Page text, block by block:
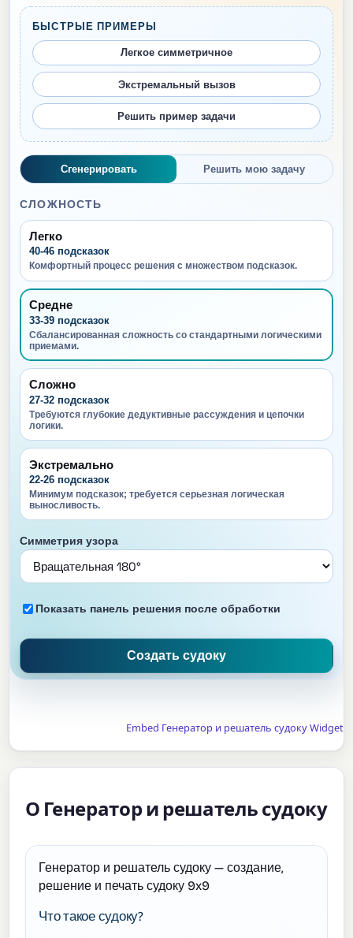
БЫСТРЫЕ ПРИМЕРЫ
Легкое симметричное
Экстремальный вызов
Решить пример задачи
Сгенерировать Решить мою задачу
СЛОЖНОСТЬ
Легко
40-46 подсказок
Комфортный процесс решения с множеством подсказок.
Средне
33-39 подсказок
Сбалансированная сложность со стандартными логическими
приемами.
Сложно
27-32 подсказок
Требуются глубокие дедуктивные рассуждения и цепочки
логики.
Экстремально
22-26 подсказок
Минимум подсказок; требуется серьезная логическая
выносливость.
Симметрия узора
Показать панель решения после обработки
Создать судоку
Embed Генератор и решатель судоку Widget
О Генератор и решатель судоку
Генератор и решатель судоку — создание,
решение и печать судоку 9x9
Что такое судоку?